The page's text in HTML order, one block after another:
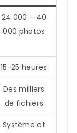
24 000 – 40
000 photos
15-25 heures
Des milliers
de fichiers
Système et